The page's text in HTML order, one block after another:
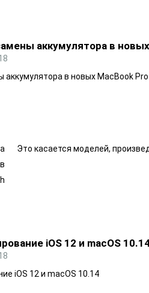
аккумулятора в
в новых MacBook
Это касается моделей,
iOS 12 и macOS
iOS 12 и macOS 10.14